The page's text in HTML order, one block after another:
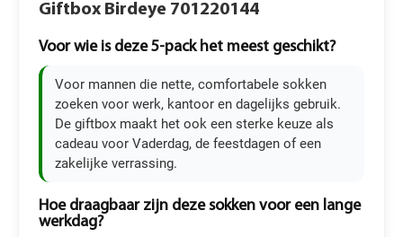
Giftbox Birdeye 701220144
Voor wie is deze 5-pack het meest geschikt?
Voor mannen die nette, comfortabele sokken
zoeken voor werk, kantoor en dagelijks gebruik.
De giftbox maakt het ook een sterke keuze als
cadeau voor Vaderdag, de feestdagen of een
zakelijke verrassing.
Hoe draagbaar zijn deze sokken voor een lange
werkdag?